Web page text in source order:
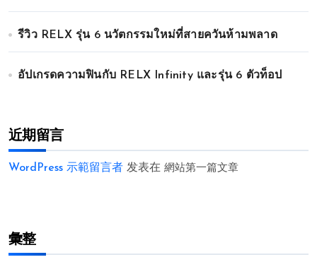
รีวิว RELX รุ่น 6 นวัตกรรมใหม่ที่สายควันห้ามพลาด
อัปเกรดความฟินกับ RELX Infinity และรุ่น 6 ตัวท็อป
近期留言
WordPress 示範留言者 发表在 網站第一篇文章
彙整